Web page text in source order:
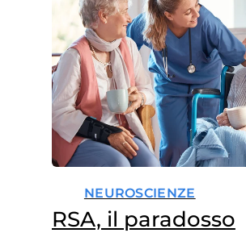
illustrata come caso
emblematico di un altro
problema, più esteso e
trasversale, l’ageismo
…
NEUROSCIENZE
RSA, il paradosso